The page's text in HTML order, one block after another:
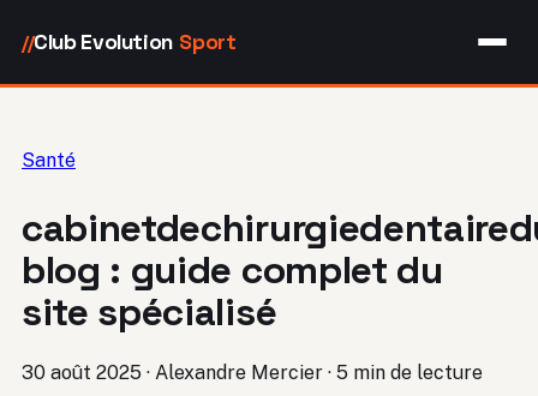
//Club Evolution Sport
Santé
blog : guide complet du
site spécialisé
30 août 2025 · Alexandre Mercier · 5 min de lecture